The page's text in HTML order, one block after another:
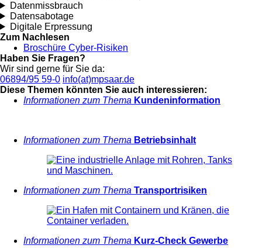
Datenmissbrauch
Datensabotage
Digitale Erpressung
Zum Nachlesen
Broschüre Cyber-Risiken
Haben Sie Fragen?
Wir sind gerne für Sie da:
06894/95 59-0 info(at)mpsaar.de
Diese Themen könnten Sie auch interessieren:
Informationen zum Thema Kundeninformation
Informationen zum Thema Betriebsinhalt
Informationen zum Thema Transportrisiken
Informationen zum Thema Kurz-Check Gewerbe